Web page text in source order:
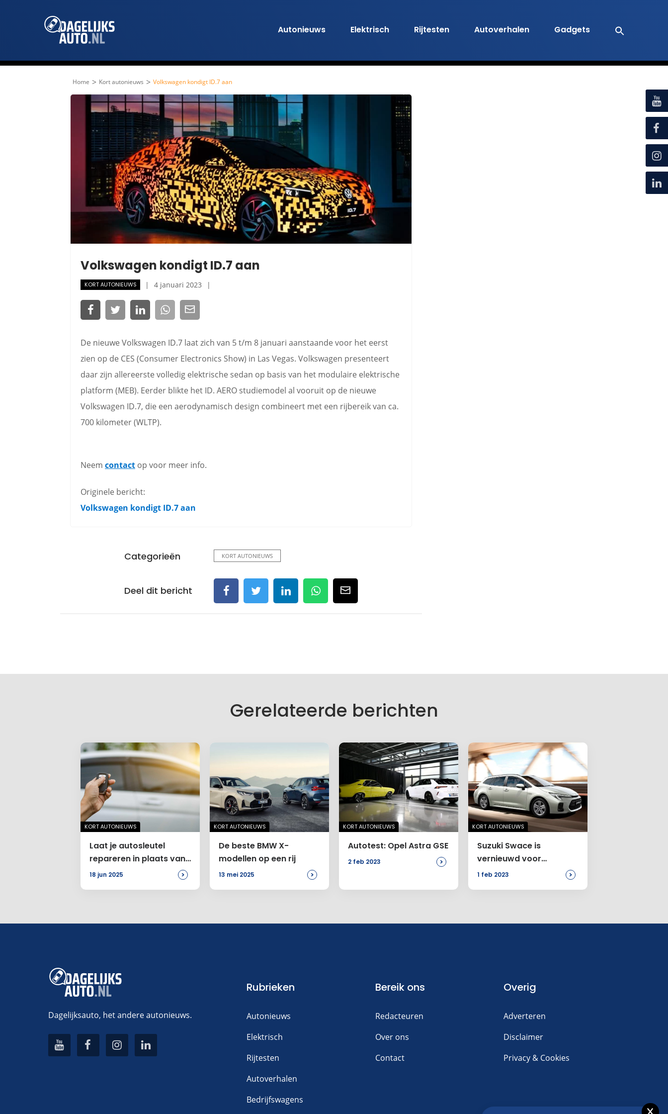
Autonieuws Elektrisch Rijtesten Autoverhalen Gadgets
Home > Kort autonieuws > Volkswagen kondigt ID.7 aan
Volkswagen kondigt ID.7 aan
KORT AUTONIEUWS 4 januari 2023
De nieuwe Volkswagen ID.7 laat zich van 5 t/m 8 januari aanstaande voor het eerst
zien op de CES (Consumer Electronics Show) in Las Vegas. Volkswagen presenteert
daar zijn allereerste volledig elektrische sedan op basis van het modulaire elektrische
platform (MEB). Eerder blikte het ID. AERO studiemodel al vooruit op de nieuwe
Volkswagen ID.7, die een aerodynamisch design combineert met een rijbereik van ca.
700 kilometer (WLTP).
Neem contact op voor meer info.
Originele bericht:
Volkswagen kondigt ID.7 aan
Categorieën KORT AUTONIEUWS
Deel dit bericht
Gerelateerde berichten
KORT AUTONIEUWS
Laat je autosleutel
repareren in plaats van
vervangen
18 jun 2025 >
KORT AUTONIEUWS
De beste BMW X-
modellen op een rij
13 mei 2025 >
KORT AUTONIEUWS
Autotest: Opel Astra GSE
2 feb 2023 >
KORT AUTONIEUWS
Suzuki Swace is
vernieuwd voor
modeljaar
1 feb 2023 >
Dagelijksauto, het andere autonieuws.
Rubrieken
Autonieuws
Elektrisch
Rijtesten
Autoverhalen
Bedrijfswagens
Bereik ons
Redacteuren
Over ons
Contact
Overig
Adverteren
Disclaimer
Privacy & Cookies